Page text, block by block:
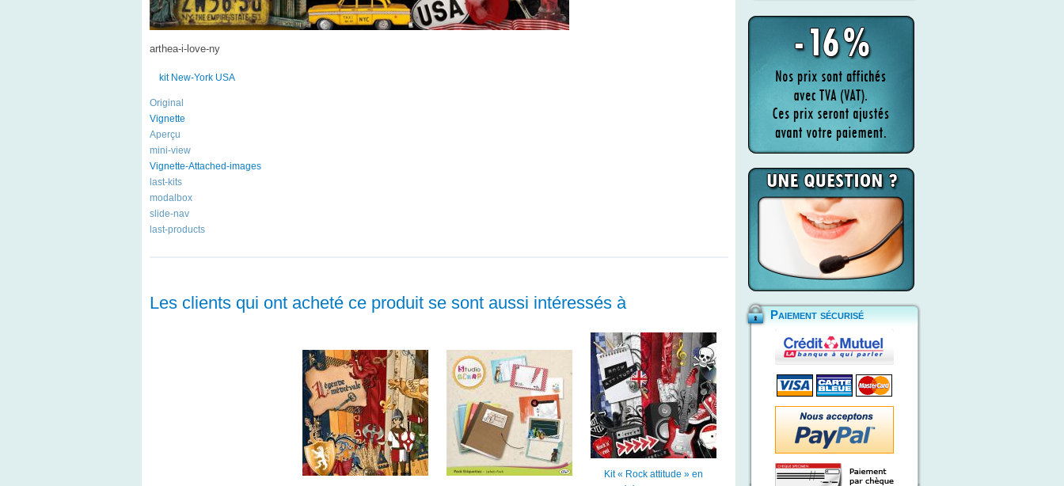
arthea-i-love-ny
kit New-York USA
Original
Vignette
Aperçu
mini-view
Vignette-Attached-images
last-kits
modalbox
slide-nav
last-products
Les clients qui ont acheté ce produit se sont aussi intéressés à
Kit « Rock attitude » en
Paiement sécurisé